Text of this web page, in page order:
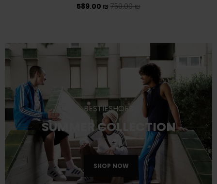
BESTIESHOES
SUMMER COLLECTION
SHOP NOW